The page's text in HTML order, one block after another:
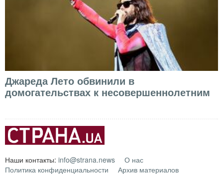
Джареда Лето обвинили в
домогательствах к несовершеннолетним
Наши контакты: info@strana.news
О нас
Политика конфиденциальности
Архив материалов